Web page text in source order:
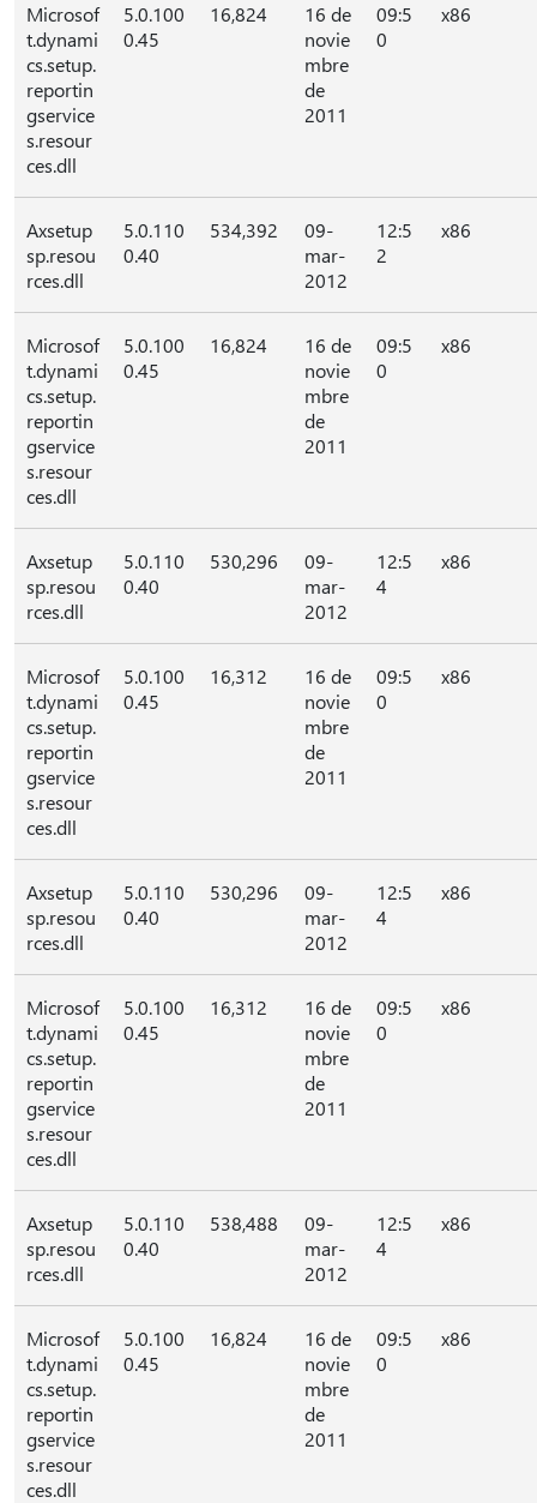
Microsof
t.dynami
cs.setup.
reportin
gservice
s.resour
ces.dll
5.0.100
0.45
16,824
16 de
novie
mbre
de
2011
09:5
0
x86
Axsetup
sp.resou
rces.dll
5.0.110
0.40
534,392
09-
mar-
2012
12:5
2
x86
Microsof
t.dynami
cs.setup.
reportin
gservice
s.resour
ces.dll
5.0.100
0.45
16,824
16 de
novie
mbre
de
2011
09:5
0
x86
Axsetup
sp.resou
rces.dll
5.0.110
0.40
530,296
09-
mar-
2012
12:5
4
x86
Microsof
t.dynami
cs.setup.
reportin
gservice
s.resour
ces.dll
5.0.100
0.45
16,312
16 de
novie
mbre
de
2011
09:5
0
x86
Axsetup
sp.resou
rces.dll
5.0.110
0.40
530,296
09-
mar-
2012
12:5
4
x86
Microsof
t.dynami
cs.setup.
reportin
gservice
s.resour
ces.dll
5.0.100
0.45
16,312
16 de
novie
mbre
de
2011
09:5
0
x86
Axsetup
sp.resou
rces.dll
5.0.110
0.40
538,488
09-
mar-
2012
12:5
4
x86
Microsof
t.dynami
cs.setup.
reportin
gservice
s.resour
ces.dll
5.0.100
0.45
16,824
16 de
novie
mbre
de
2011
09:5
0
x86